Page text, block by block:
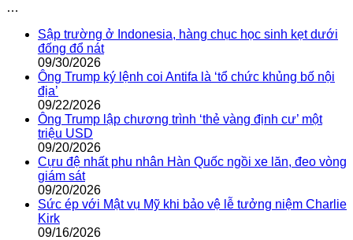
…
Sập trường ở Indonesia, hàng chục học sinh kẹt dưới
đống đổ nát
09/30/2026
Ông Trump ký lệnh coi Antifa là ‘tổ chức khủng bố nội
địa’
09/22/2026
Ông Trump lập chương trình ‘thẻ vàng định cư’ một
triệu USD
09/20/2026
Cựu đệ nhất phu nhân Hàn Quốc ngồi xe lăn, đeo vòng
giám sát
09/20/2026
Sức ép với Mật vụ Mỹ khi bảo vệ lễ tưởng niệm Charlie
Kirk
09/16/2026